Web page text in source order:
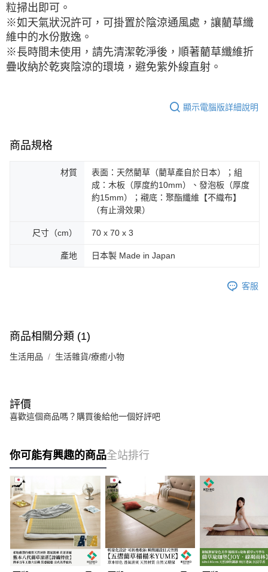
粒掃出即可。
※如天氣狀況許可，可掛置於陰涼通風處，讓藺草纖
維中的水份散逸。
※長時間未使用，請先清潔乾淨後，順著藺草纖維折
疊收納於乾爽陰涼的環境，避免紫外線直射。
顯示電腦版詳細說明
商品規格
材質
表面：天然藺草（藺草產自於日本）；組
成：木板（厚度約10mm）、發泡板（厚度
約15mm）；襯底：聚酯纖維【不織布】
（有止滑效果）
尺寸（cm） 70 x 70 x 3
產地 日本製 Made in Japan
客服
商品相關分類 (1)
生活用品 生活雜貨/療癒小物
評價
喜歡這個商品嗎？購買後給他一個好評吧
你可能有興趣的商品全站排行